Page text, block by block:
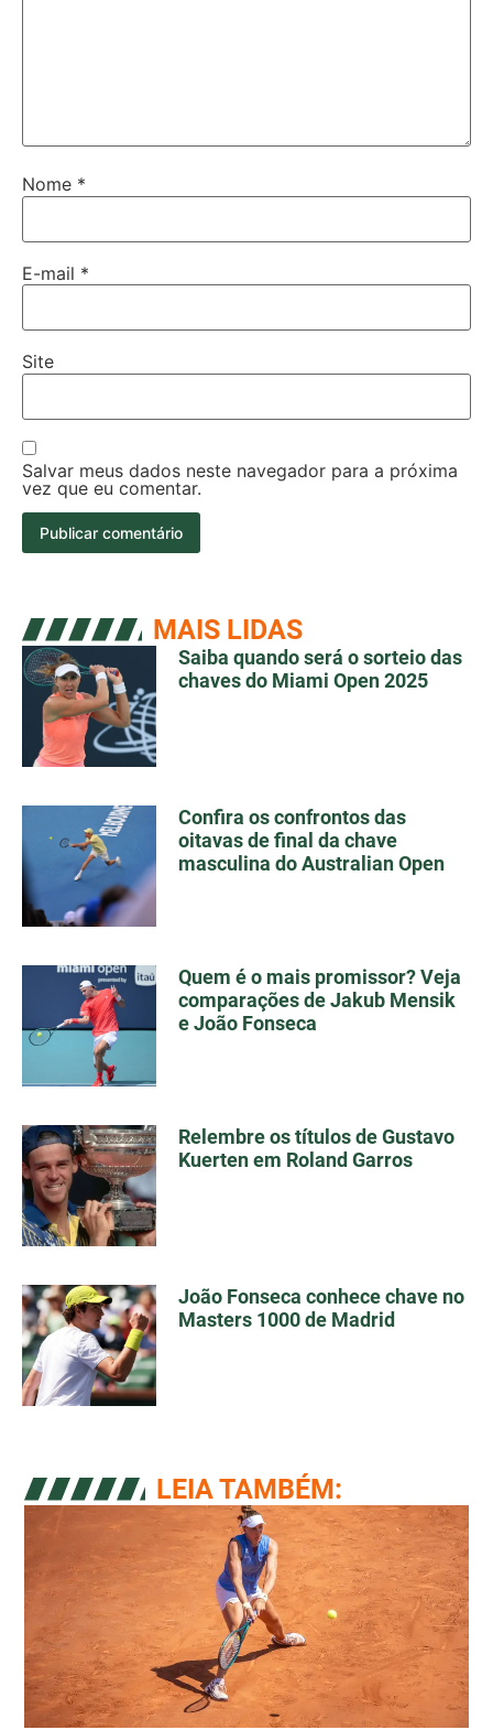
Nome *
E-mail *
Site
Salvar meus dados neste navegador para a próxima
vez que eu comentar.
MAIS LIDAS
Saiba quando será o sorteio das
chaves do Miami Open 2025
Confira os confrontos das
oitavas de final da chave
masculina do Australian Open
Quem é o mais promissor? Veja
comparações de Jakub Mensik
e João Fonseca
Relembre os títulos de Gustavo
Kuerten em Roland Garros
João Fonseca conhece chave no
Masters 1000 de Madrid
LEIA TAMBÉM: